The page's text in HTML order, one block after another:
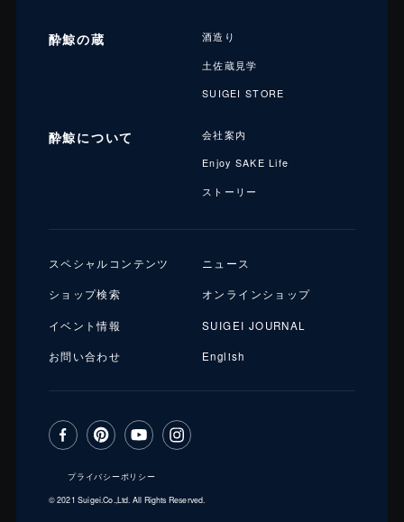
酔鯨の蔵 酒造り
土佐蔵見学
SUIGEI STORE
酔鯨について 会社案内
Enjoy SAKE Life
ストーリー
ニュース
スペシャルコンテンツ
ショップ検索 オンラインショップ
イベント情報 SUIGEI JOURNAL
お問い合わせ English
プライバシーポリシー
© 2021 Suigei.Co.,Ltd. All Rights Reserved.